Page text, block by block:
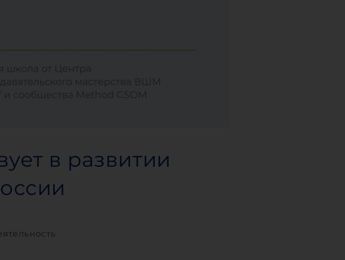
в развитии